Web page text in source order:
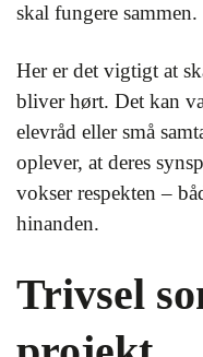
skal fungere sammen.
Her er det vigtigt at
bliver hørt. Det kan
elevråd eller små
oplever, at deres
vokser respekten –
hinanden.
Trivsel